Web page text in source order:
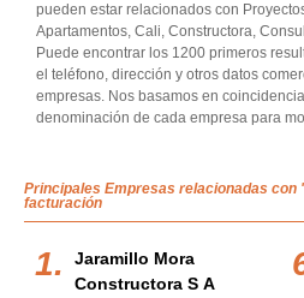
pueden estar relacionados con
Apartamentos, Cali, Constructora,
Puede encontrar los 1200 primeros
el teléfono, dirección y otros datos
empresas. Nos basamos en
denominación de cada empresa para
Principales Empresas relacionadas
facturación
Jaramillo Mora
Constructora S A